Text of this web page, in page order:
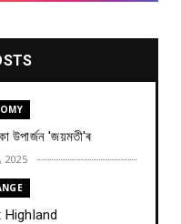
উপার্জন 'জয়মতী'ৰ
2025